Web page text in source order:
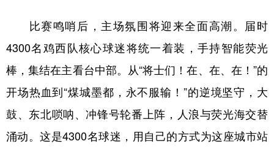
比赛鸣哨后，主场氛围将迎来全面高潮。届时
4300名鸡西队核心球迷将统一着装，手持智能荧光
棒，集结在主看台中部。从“将士们！在、在、在！”的
开场热血到“煤城墨都，永不服输！”的逆境坚守，大
鼓、东北唢呐、冲锋号轮番上阵，人浪与荧光海交替
涌动。这是4300名球迷，用自己的方式为这座城市站